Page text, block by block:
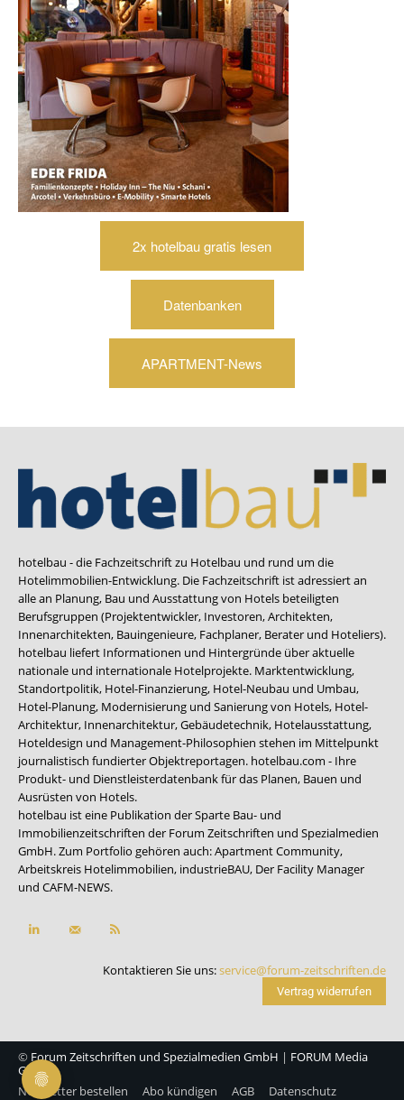
2x hotelbau gratis lesen
Datenbanken
APARTMENT-News
hotelbau - die Fachzeitschrift zu Hotelbau und rund um die
Hotelimmobilien-Entwicklung. Die Fachzeitschrift ist adressiert an
alle an Planung, Bau und Ausstattung von Hotels beteiligten
Berufsgruppen (Projektentwickler, Investoren, Architekten,
Innenarchitekten, Bauingenieure, Fachplaner, Berater und Hoteliers).
hotelbau liefert Informationen und Hintergründe über aktuelle
nationale und internationale Hotelprojekte. Marktentwicklung,
Standortpolitik, Hotel-Finanzierung, Hotel-Neubau und Umbau,
Hotel-Planung, Modernisierung und Sanierung von Hotels, Hotel-
Architektur, Innenarchitektur, Gebäudetechnik, Hotelausstattung,
Hoteldesign und Management-Philosophien stehen im Mittelpunkt
journalistisch fundierter Objektreportagen. hotelbau.com - Ihre
Produkt- und Dienstleisterdatenbank für das Planen, Bauen und
Ausrüsten von Hotels.
hotelbau ist eine Publikation der Sparte Bau- und
Immobilienzeitschriften der Forum Zeitschriften und Spezialmedien
GmbH. Zum Portfolio gehören auch:Apartment Community,
Arbeitskreis Hotelimmobilien, industrieBAU, Der Facility Manager
und CAFM-NEWS.
Kontaktieren Sie uns:service@forum-zeitschriften.de
Vertrag widerrufen
© Forum Zeitschriften und Spezialmedien GmbH | FORUM Media
Group
Newsletter bestellen
Abo kündigen AGB
Datenschutz